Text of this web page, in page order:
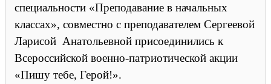
специальности «Преподавание в начальных
классах», совместно с преподавателем Сергеевой
Ларисой Анатольевной присоединились к
Всероссийской военно-патриотической акции
«Пишу тебе, Герой!».